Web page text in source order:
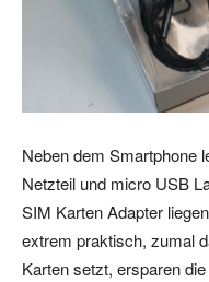
Neben dem Smartphone
Netzteil und micro USB
SIM Karten Adapter
extrem praktisch, zumal
Karten setzt, ersparen